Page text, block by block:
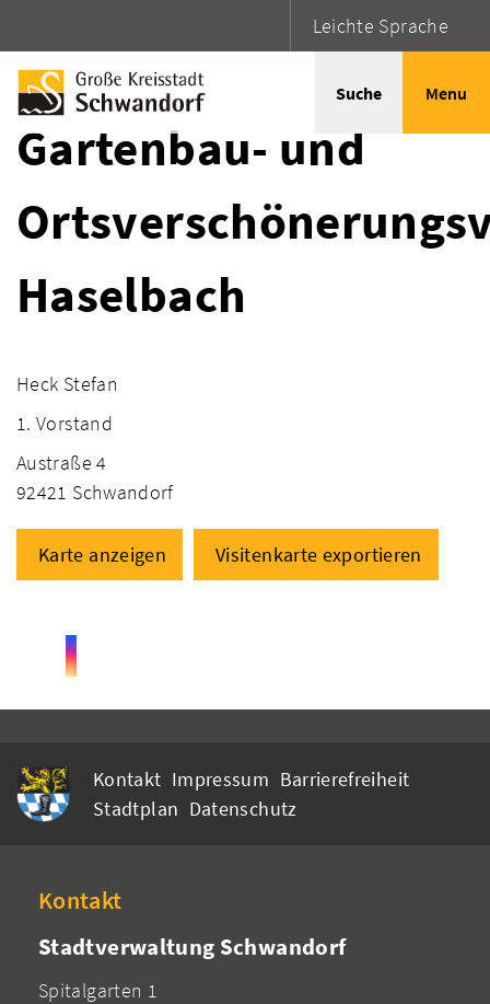
Leichte Sprache
Suche Menu
Gartenbau- und
Haselbach
Heck Stefan
1. Vorstand
Austraße 4
92421 Schwandorf
Karte anzeigen Visitenkarte exportieren
Kontakt Impressum Barrierefreiheit
Stadtplan Datenschutz
Kontakt
Stadtverwaltung Schwandorf
Spitalgarten 1